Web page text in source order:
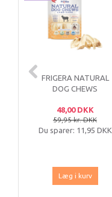
FRIGERA NATURAL
DOG CHEWS
48,00 DKK
59,95 kr. DKK
Du sparer: 11,95 DKK
Læg i kurv